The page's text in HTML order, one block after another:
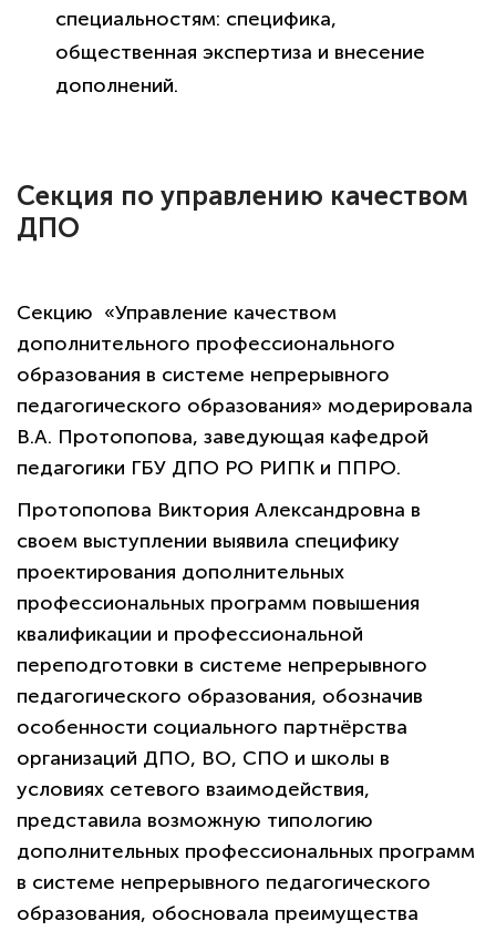
политикой
специальностям: специфика,
общественная экспертиза и внесение
дополнений.
Секция по управлению качеством
ДПО
Секцию «Управление качеством
дополнительного профессионального
образования в системе непрерывного
педагогического образования» модерировала
В.А. Протопопова, заведующая кафедрой
педагогики ГБУ ДПО РО РИПК и ППРО.
Протопопова Виктория Александровна в
своем выступлении выявила специфику
проектирования дополнительных
профессиональных программ повышения
квалификации и профессиональной
переподготовки в системе непрерывного
педагогического образования, обозначив
особенности социального партнёрства
организаций ДПО, ВО, СПО и школы в
условиях сетевого взаимодействия,
представила возможную типологию
дополнительных профессиональных программ
в системе непрерывного педагогического
образования, обосновала преимущества